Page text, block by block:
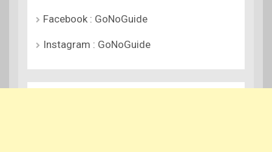
Facebook : GoNoGuide
Instagram : GoNoGuide